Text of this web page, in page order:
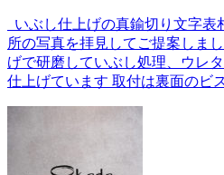
いぶし仕上げの真鍮切り文字表
所の写真を拝見してご提案しま
げで研磨していぶし処理、ウレ
仕上げています 取付は裏面のビ